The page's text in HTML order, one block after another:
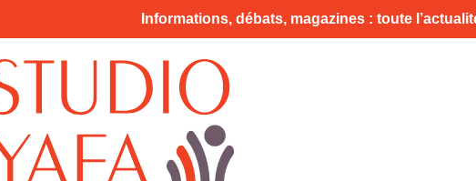
Informations, débats, magazines : toute